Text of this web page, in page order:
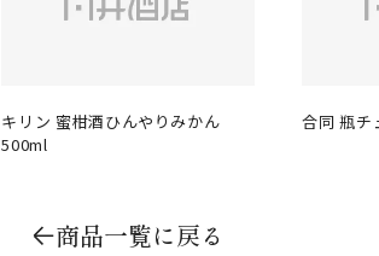
キリン 蜜柑酒ひんやりみかん
500ml
合同 瓶チ
商品一覧に戻る